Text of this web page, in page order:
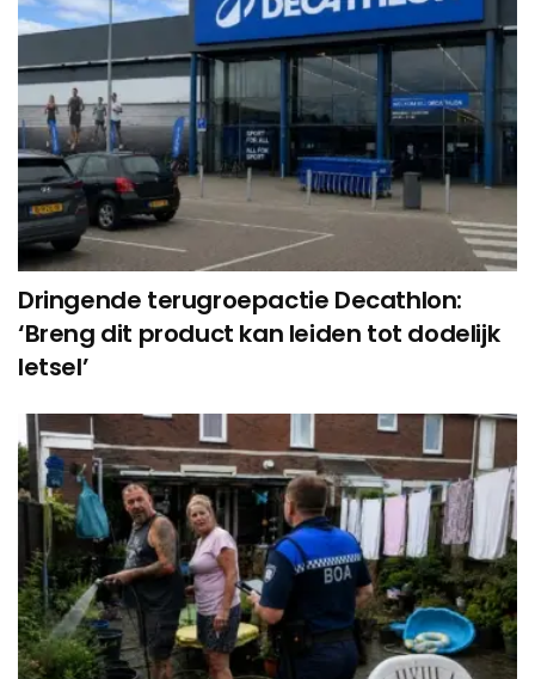
Dringende terugroepactie Decathlon:
‘Breng dit product kan leiden tot dodelijk
letsel’